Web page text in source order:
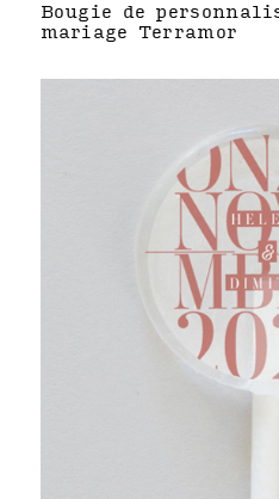
Bougie de
mariage Terramor